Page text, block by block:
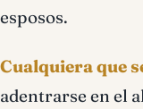
esposos.
Cualquiera que
adentrarse en el